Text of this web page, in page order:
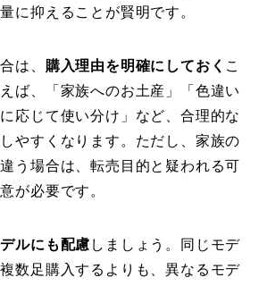
に抑えることが賢明です。
は、 購入理由を明確にしておく こ
ば、「家族へのお土産」「色違い
応じて使い分け」など、合理的な
やすくなります。ただし、家族の
う場合は、転売目的と疑われる可
が必要です。
ルにも配慮 しましょう。同じモデ
数足購入するよりも、異なるモデ